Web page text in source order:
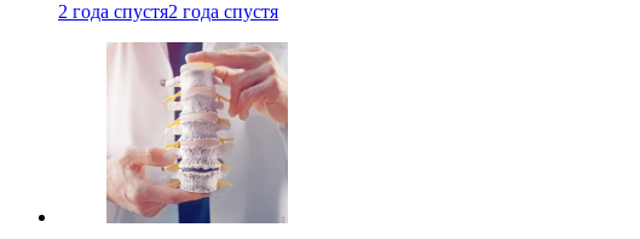
2 года спустя2 года спустя